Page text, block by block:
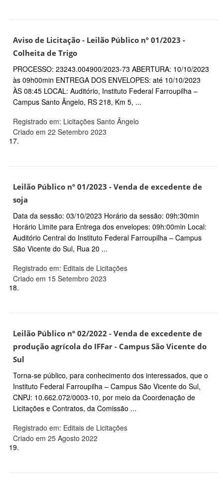
Aviso de Licitação - Leilão Público nº 01/2023 -
Colheita de Trigo
PROCESSO: 23243.004900/2023-73 ABERTURA: 10/10/2023
às 09h00min ENTREGA DOS ENVELOPES: até 10/10/2023
ÀS 08:45 LOCAL: Auditório, Instituto Federal Farroupilha –
Campus Santo Ângelo, RS 218, Km 5, ...
Registrado em: Licitações Santo Ângelo
Criado em 22 Setembro 2023
17.
Leilão Público nº 01/2023 - Venda de excedente de
soja
Data da sessão: 03/10/2023 Horário da sessão: 09h:30min
Horário Limite para Entrega dos envelopes: 09h:00min Local:
Auditório Central do Instituto Federal Farroupilha – Campus
São Vicente do Sul, Rua 20 ...
Registrado em: Editais de Licitações
Criado em 15 Setembro 2023
18.
Leilão Público nº 02/2022 - Venda de excedente de
produção agrícola do IFFar - Campus São Vicente do
Sul
Torna-se público, para conhecimento dos interessados, que o
Instituto Federal Farroupilha – Campus São Vicente do Sul,
CNPJ: 10.662.072/0003-10, por meio da Coordenação de
Licitações e Contratos, da Comissão ...
Registrado em: Editais de Licitações
Criado em 25 Agosto 2022
19.